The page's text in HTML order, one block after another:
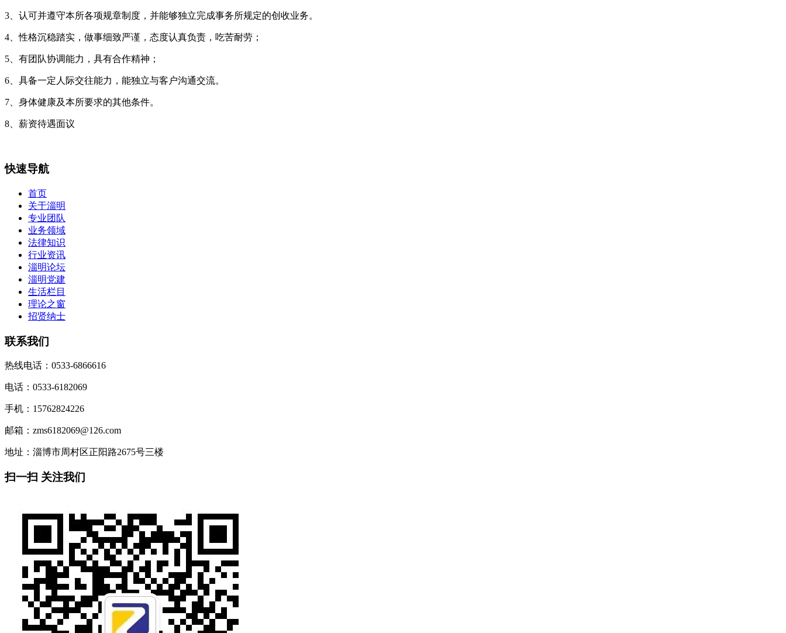
3、认可并遵守本所各项规章制度，并能够独立完成事务所规定的创收业务。
4、性格沉稳踏实，做事细致严谨，态度认真负责，吃苦耐劳；
5、有团队协调能力，具有合作精神；
6、具备一定人际交往能力，能独立与客户沟通交流。
7、身体健康及本所要求的其他条件。
8、薪资待遇面议
快速导航
首页
关于淄明
专业团队
业务领域
法律知识
行业资讯
淄明论坛
淄明党建
生活栏目
理论之窗
招贤纳士
联系我们
热线电话：0533-6866616
电话：0533-6182069
手机：15762824226
邮箱：zms6182069@126.com
地址：淄博市周村区正阳路2675号三楼
扫一扫 关注我们